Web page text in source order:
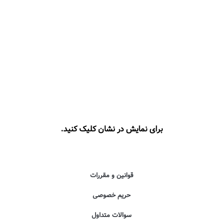
برای نمایش در نشان کلیک کنید.
قوانین و مقررات
حریم خصوصی
سوالات متداول